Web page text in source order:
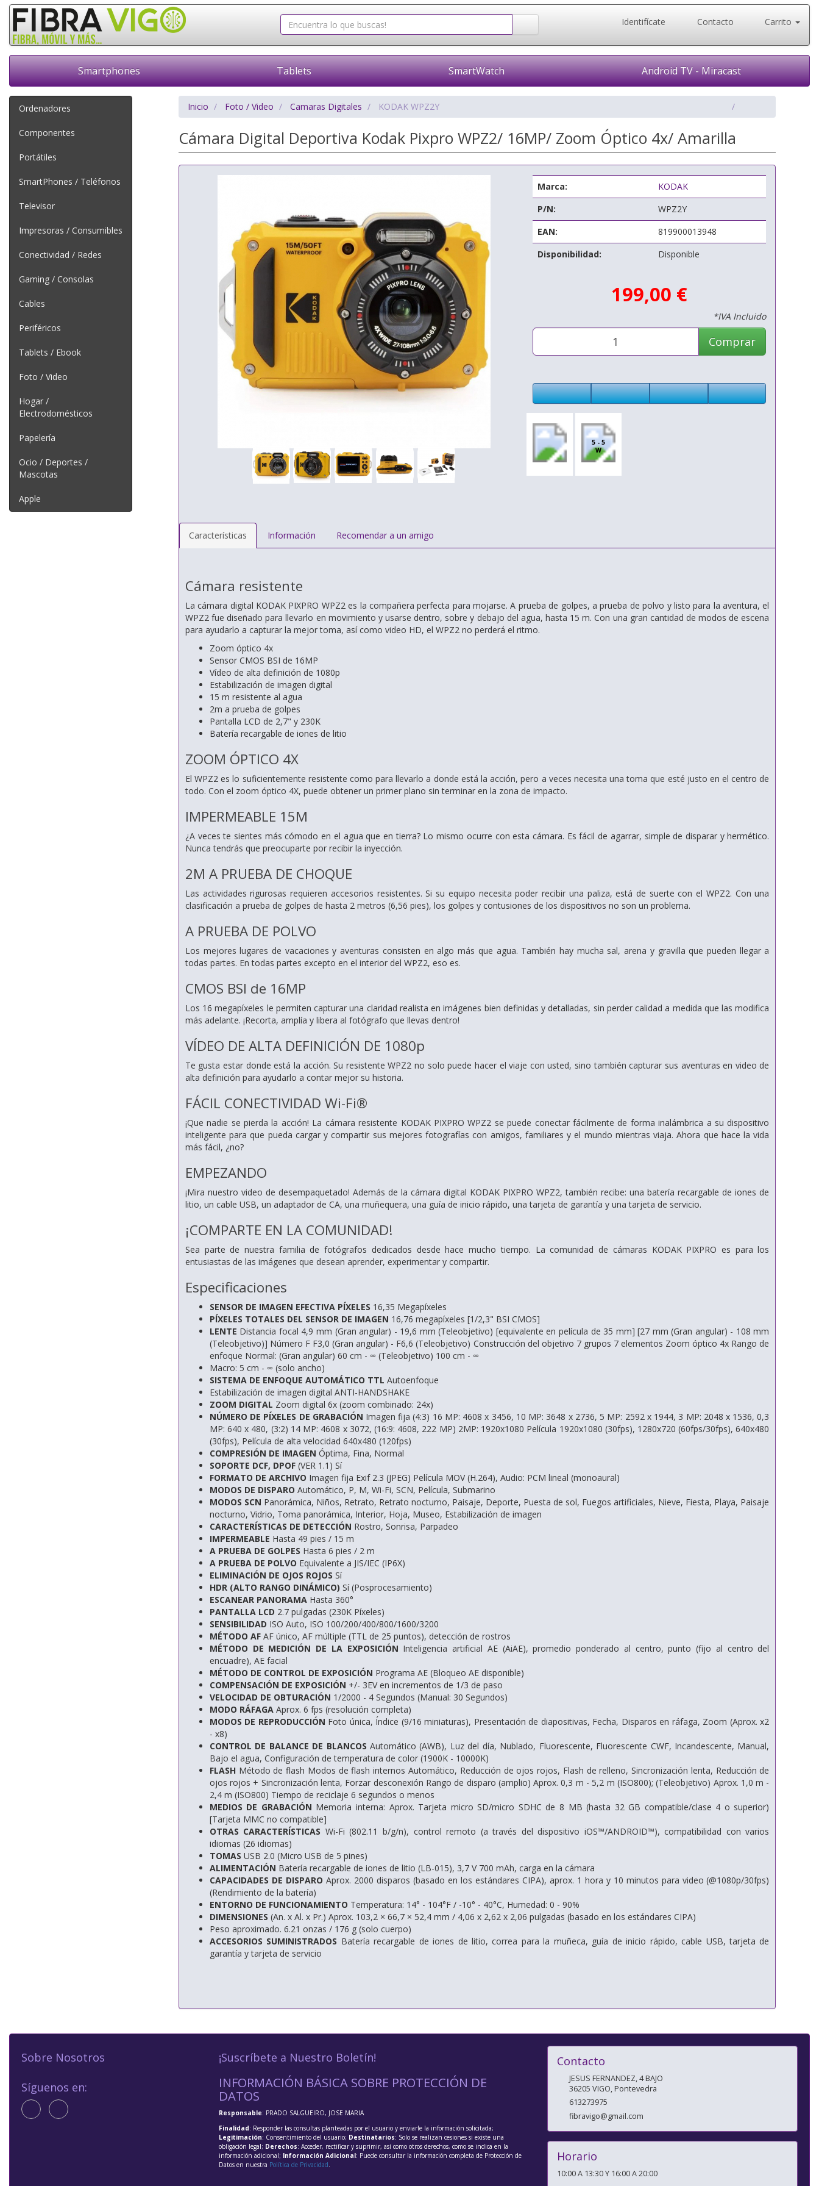
Identifícate Contacto Carrito
Smartphones Tablets SmartWatch Android TV - Miracast
Ordenadores
Componentes
Portátiles
SmartPhones / Teléfonos
Televisor
Impresoras / Consumibles
Conectividad / Redes
Gaming / Consolas
Cables
Periféricos
Tablets / Ebook
Foto / Video
Hogar /
Electrodomésticos
Papelería
Ocio / Deportes /
Mascotas
Apple
Inicio Foto / Video Camaras Digitales KODAK WPZ2Y
Cámara Digital Deportiva Kodak Pixpro WPZ2/ 16MP/ Zoom Óptico 4x/ Amarilla
Marca:
KODAK
P/N:
WPZ2Y
EAN:
819900013948
Disponibilidad:
Disponible
199,00 €
*IVA Incluido
Comprar
5 - 5
W
Características Información Recomendar a un amigo
Cámara resistente
La cámara digital KODAK PIXPRO WPZ2 es la compañera perfecta para mojarse. A prueba de golpes, a prueba de polvo y listo para la aventura, el
WPZ2 fue diseñado para llevarlo en movimiento y usarse dentro, sobre y debajo del agua, hasta 15 m. Con una gran cantidad de modos de escena
para ayudarlo a capturar la mejor toma, así como video HD, el WPZ2 no perderá el ritmo.
Zoom óptico 4x
Sensor CMOS BSI de 16MP
Vídeo de alta definición de 1080p
Estabilización de imagen digital
15 m resistente al agua
2m a prueba de golpes
Pantalla LCD de 2,7" y 230K
Batería recargable de iones de litio
ZOOM ÓPTICO 4X
El WPZ2 es lo suficientemente resistente como para llevarlo a donde está la acción, pero a veces necesita una toma que esté justo en el centro de
todo. Con el zoom óptico 4X, puede obtener un primer plano sin terminar en la zona de impacto.
IMPERMEABLE 15M
¿A veces te sientes más cómodo en el agua que en tierra? Lo mismo ocurre con esta cámara. Es fácil de agarrar, simple de disparar y hermético.
Nunca tendrás que preocuparte por recibir la inyección.
2M A PRUEBA DE CHOQUE
Las actividades rigurosas requieren accesorios resistentes. Si su equipo necesita poder recibir una paliza, está de suerte con el WPZ2. Con una
clasificación a prueba de golpes de hasta 2 metros (6,56 pies), los golpes y contusiones de los dispositivos no son un problema.
A PRUEBA DE POLVO
Los mejores lugares de vacaciones y aventuras consisten en algo más que agua. También hay mucha sal, arena y gravilla que pueden llegar a
todas partes. En todas partes excepto en el interior del WPZ2, eso es.
CMOS BSI de 16MP
Los 16 megapíxeles le permiten capturar una claridad realista en imágenes bien definidas y detalladas, sin perder calidad a medida que las modifica
más adelante. ¡Recorta, amplía y libera al fotógrafo que llevas dentro!
VÍDEO DE ALTA DEFINICIÓN DE 1080p
Te gusta estar donde está la acción. Su resistente WPZ2 no solo puede hacer el viaje con usted, sino también capturar sus aventuras en video de
alta definición para ayudarlo a contar mejor su historia.
FÁCIL CONECTIVIDAD Wi-Fi®
¡Que nadie se pierda la acción! La cámara resistente KODAK PIXPRO WPZ2 se puede conectar fácilmente de forma inalámbrica a su dispositivo
inteligente para que pueda cargar y compartir sus mejores fotografías con amigos, familiares y el mundo mientras viaja. Ahora que hace la vida
más fácil, ¿no?
EMPEZANDO
¡Mira nuestro video de desempaquetado! Además de la cámara digital KODAK PIXPRO WPZ2, también recibe: una batería recargable de iones de
litio, un cable USB, un adaptador de CA, una muñequera, una guía de inicio rápido, una tarjeta de garantía y una tarjeta de servicio.
¡COMPARTE EN LA COMUNIDAD!
Sea parte de nuestra familia de fotógrafos dedicados desde hace mucho tiempo. La comunidad de cámaras KODAK PIXPRO es para los
entusiastas de las imágenes que desean aprender, experimentar y compartir.
Especificaciones
SENSOR DE IMAGEN EFECTIVA PÍXELES 16,35 Megapíxeles
PÍXELES TOTALES DEL SENSOR DE IMAGEN 16,76 megapíxeles [1/2,3" BSI CMOS]
LENTE Distancia focal 4,9 mm (Gran angular) - 19,6 mm (Teleobjetivo) [equivalente en película de 35 mm] [27 mm (Gran angular) - 108 mm
(Teleobjetivo)] Número F F3,0 (Gran angular) - F6,6 (Teleobjetivo) Construcción del objetivo 7 grupos 7 elementos Zoom óptico 4x Rango de
enfoque Normal: (Gran angular) 60 cm - ∞ (Teleobjetivo) 100 cm - ∞
Macro: 5 cm - ∞ (solo ancho)
SISTEMA DE ENFOQUE AUTOMÁTICO TTL Autoenfoque
Estabilización de imagen digital ANTI-HANDSHAKE
ZOOM DIGITAL Zoom digital 6x (zoom combinado: 24x)
NÚMERO DE PÍXELES DE GRABACIÓN Imagen fija (4:3) 16 MP: 4608 x 3456, 10 MP: 3648 x 2736, 5 MP: 2592 x 1944, 3 MP: 2048 x 1536, 0,3
MP: 640 x 480, (3:2) 14 MP: 4608 x 3072, (16:9: 4608, 222 MP) 2MP: 1920x1080 Película 1920x1080 (30fps), 1280x720 (60fps/30fps), 640x480
(30fps), Película de alta velocidad 640x480 (120fps)
COMPRESIÓN DE IMAGEN Óptima, Fina, Normal
SOPORTE DCF, DPOF(VER 1.1) Sí
FORMATO DE ARCHIVO Imagen fija Exif 2.3 (JPEG) Película MOV (H.264), Audio: PCM lineal (monoaural)
MODOS DE DISPARO Automático, P, M, Wi-Fi, SCN, Película, Submarino
MODOS SCN Panorámica, Niños, Retrato, Retrato nocturno, Paisaje, Deporte, Puesta de sol, Fuegos artificiales, Nieve, Fiesta, Playa, Paisaje
nocturno, Vidrio, Toma panorámica, Interior, Hoja, Museo, Estabilización de imagen
CARACTERÍSTICAS DE DETECCIÓN Rostro, Sonrisa, Parpadeo
IMPERMEABLE Hasta 49 pies / 15 m
A PRUEBA DE GOLPES Hasta 6 pies / 2 m
A PRUEBA DE POLVO Equivalente a JIS/IEC (IP6X)
ELIMINACIÓN DE OJOS ROJOS Sí
HDR (ALTO RANGO DINÁMICO) Sí (Posprocesamiento)
ESCANEAR PANORAMAHasta 360°
PANTALLA LCD 2.7 pulgadas (230K Píxeles)
SENSIBILIDAD ISO Auto, ISO 100/200/400/800/1600/3200
MÉTODO AFAF único, AF múltiple (TTL de 25 puntos), detección de rostros
MÉTODO DE MEDICIÓN DE LA EXPOSICIÓN Inteligencia artificial AE (AiAE), promedio ponderado al centro, punto (fijo al centro del
encuadre), AE facial
MÉTODO DE CONTROL DE EXPOSICIÓN Programa AE (Bloqueo AE disponible)
COMPENSACIÓN DE EXPOSICIÓN +/- 3EV en incrementos de 1/3 de paso
VELOCIDAD DE OBTURACIÓN 1/2000 - 4 Segundos (Manual: 30 Segundos)
MODO RÁFAGAAprox. 6 fps (resolución completa)
MODOS DE REPRODUCCIÓN Foto única, Índice (9/16 miniaturas), Presentación de diapositivas, Fecha, Disparos en ráfaga, Zoom (Aprox. x2
- x8)
CONTROL DE BALANCE DE BLANCOS Automático (AWB), Luz del día, Nublado, Fluorescente, Fluorescente CWF, Incandescente, Manual,
Bajo el agua, Configuración de temperatura de color (1900K - 10000K)
FLASHMétodo de flash Modos de flash internos Automático, Reducción de ojos rojos, Flash de relleno, Sincronización lenta, Reducción de
ojos rojos + Sincronización lenta, Forzar desconexión Rango de disparo (amplio) Aprox. 0,3 m - 5,2 m (ISO800); (Teleobjetivo) Aprox. 1,0 m -
2,4 m (ISO800) Tiempo de reciclaje 6 segundos o menos
MEDIOS DE GRABACIÓN Memoria interna: Aprox. Tarjeta micro SD/micro SDHC de 8 MB (hasta 32 GB compatible/clase 4 o superior)
[Tarjeta MMC no compatible]
OTRAS CARACTERÍSTICAS Wi-Fi (802.11 b/g/n), control remoto (a través del dispositivo iOS™/ANDROID™), compatibilidad con varios
idiomas (26 idiomas)
TOMAS USB 2.0 (Micro USB de 5 pines)
ALIMENTACIÓN Batería recargable de iones de litio (LB-015), 3,7 V 700 mAh, carga en la cámara
CAPACIDADES DE DISPARO Aprox. 2000 disparos (basado en los estándares CIPA), aprox. 1 hora y 10 minutos para video (@1080p/30fps)
(Rendimiento de la batería)
ENTORNO DE FUNCIONAMIENTO ​​​​​​​ Temperatura: 14° - 104°F / -10° - 40°C, Humedad: 0 - 90%
DIMENSIONES (An. x Al. x Pr.) Aprox. 103,2 × 66,7 × 52,4 mm / 4,06 x 2,62 x 2,06 pulgadas (basado en los estándares CIPA)
Peso aproximado. 6.21 onzas / 176 g (solo cuerpo)
ACCESORIOS SUMINISTRADOS Batería recargable de iones de litio, correa para la muñeca, guía de inicio rápido, cable USB, tarjeta de
garantía y tarjeta de servicio
Sobre Nosotros
Síguenos en:
¡Suscríbete a Nuestro Boletín!
INFORMACIÓN BÁSICA SOBRE PROTECCIÓN DE
DATOS
Responsable: PRADO SALGUEIRO, JOSE MARIA
Finalidad: Responder las consultas planteadas por el usuario y enviarle la información solicitada;
Legitimación: Consentimiento del usuario; Destinatarios: Solo se realizan cesiones si existe una
obligación legal; Derechos: Acceder, rectificar y suprimir, así como otros derechos, como se indica en la
información adicional; Información Adicional: Puede consultar la información completa de Protección de
Datos en nuestra Política de Privacidad.
Contacto
JESUS FERNANDEZ, 4 BAJO
36205 VIGO,Pontevedra
613273975
fibravigo@gmail.com
Horario
10:00 A 13:30 Y 16:00 A 20:00